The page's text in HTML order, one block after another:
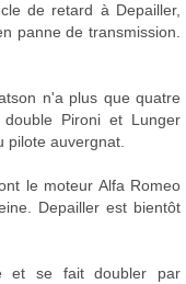
de retard à Depailler,
panne de transmission.
n'a plus que quatre
Pironi et Lunger
pilote auvergnat.
le moteur Alfa Romeo
Depailler est bientôt
et se fait doubler par